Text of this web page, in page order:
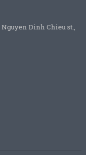
Dinh Chieu st.,